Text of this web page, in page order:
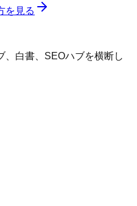
を見る
、白書、SEOハブを横断し